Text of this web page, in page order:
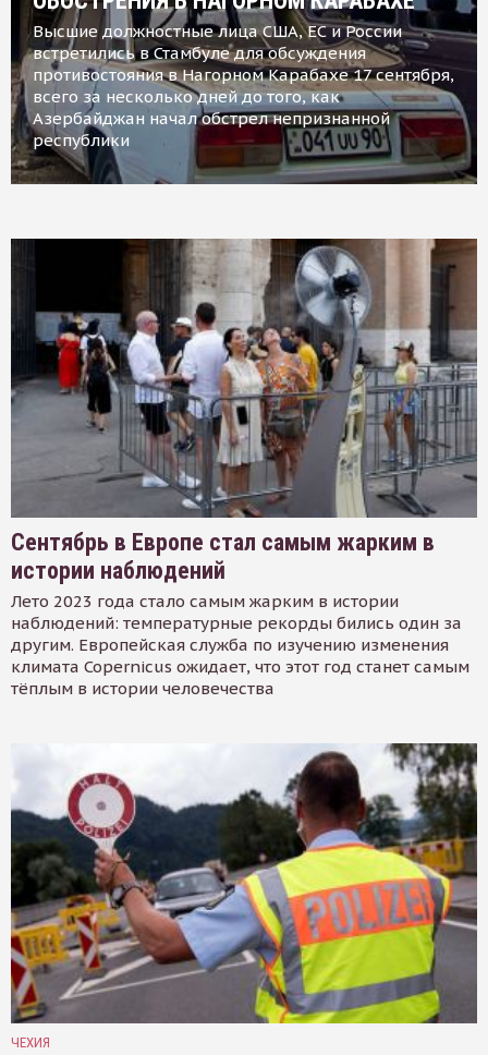
Высшие должностные лица США, ЕС и России
встретились в Стамбуле для обсуждения
противостояния в Нагорном Карабахе 17 сентября,
всего за несколько дней до того, как
Азербайджан начал обстрел непризнанной
республики
Сентябрь в Европе стал самым жарким в
истории наблюдений
Лето 2023 года стало самым жарким в истории
наблюдений: температурные рекорды бились один за
другим. Европейская служба по изучению изменения
климата Copernicus ожидает, что этот год станет самым
тёплым в истории человечества
ЧЕХИЯ